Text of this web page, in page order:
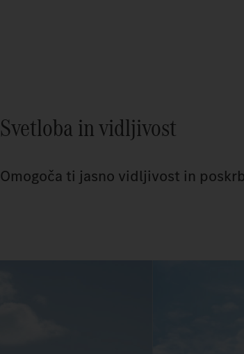
Svetloba in vidljivost
Omogoča ti jasno vidljivost in